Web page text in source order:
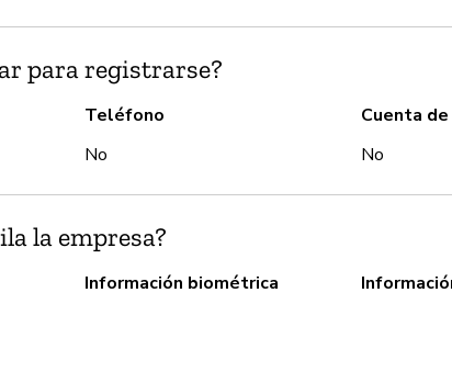
para registrarse?
Teléfono
No
Cuenta
No
la empresa?
Información biométrica